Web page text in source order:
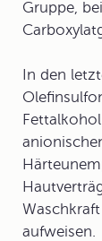
Gruppe,
In den
aufweisen.